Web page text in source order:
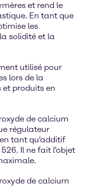
et rend le
En tant que
les
solidité et la
utilisé pour
lors de la
produits en
de calcium
régulateur
tant qu'additif
Il ne fait l'objet
de calcium